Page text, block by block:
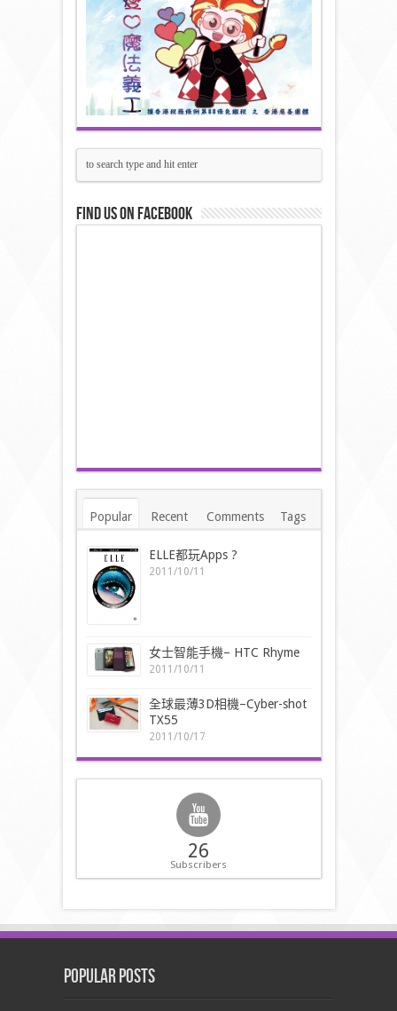
Find us on Facebook
Popular Recent Comments Tags
ELLE都玩Apps ?
2011/10/11
女士智能手機– HTC Rhyme
2011/10/11
全球最薄3D相機–Cyber-shot
TX55
2011/10/17
26
Subscribers
Popular Posts